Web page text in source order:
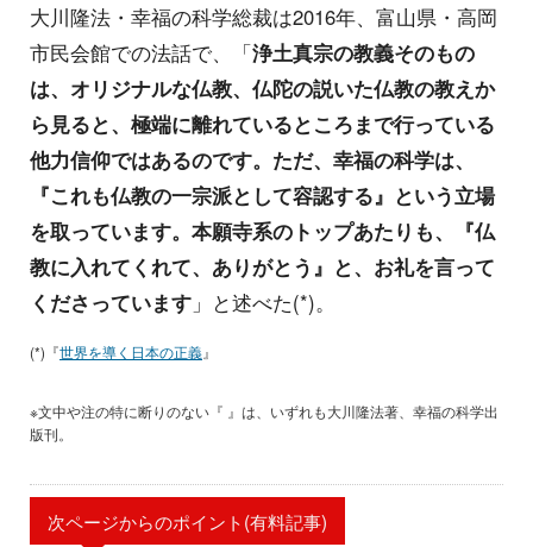
大川隆法・幸福の科学総裁は2016年、富山県・高岡
市民会館での法話で、「浄土真宗の教義そのもの
は、オリジナルな仏教、仏陀の説いた仏教の教えか
ら見ると、極端に離れているところまで行っている
他力信仰ではあるのです。ただ、幸福の科学は、
『これも仏教の一宗派として容認する』という立場
を取っています。本願寺系のトップあたりも、『仏
教に入れてくれて、ありがとう』と、お礼を言って
くださっています 」と述べた(*)。
(*)『世界を導く日本の正義』
※文中や注の特に断りのない『 』は、いずれも大川隆法著、幸福の科学出
版刊。
次ページからのポイント(有料記事)